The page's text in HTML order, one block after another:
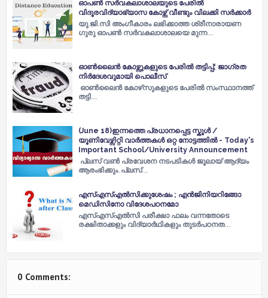
ഓപണ്‍ സര്‍വകലാശാലയുടെ പേരില്‍
വിദൂരവിദ്യാഭ്യാസ കോഴ്സ് വീണ്ടും വിലക്കി സര്‍ക്കാര്‍
യു.ജി.സി അംഗീകാരം ലഭിക്കാത്ത ശ്രീനാരായണ
ഗുരു ഓപണ്‍ സര്‍വകലാശാലയെ മുന്ന…
ഓണ്‍ലൈന്‍ കോഴ്സുകളുടെ പേരില്‍ തട്ടിപ്പ്​; ജാഗ്രത
നിര്‍ദേശവുമായി പൊലീസ്
ഓ​ണ്‍​ലൈ​ന്‍ കോ​ഴ്​​സു​ക​ളു​ടെ പേ​രി​ല്‍ സം​സ്ഥാ​ന​ത്ത്​
ത​ട്ടി​…
(June 18)ഇന്നത്തെ പ്രധാനപ്പെട്ട സ്കൂൾ /
യൂണിവേഴ്സിറ്റി വാർത്തകൾ ഒറ്റ നോട്ടത്തിൽ - Today's
Important School/University Announcement
പ്ലസ് വണ്‍ പ്രവേശന നടപടികള്‍ ജൂലായ് ആദ്യം
ആരംഭിക്കും. പ്ലസ്…
എസ്‌എസ്‌എൽസിക്കുശേഷം ; എൻജിനിയറിങ്ങോ
മെഡിസിനോ വിദേശപഠനമോ
എസ്‌എസ്‌എൽസി പരീക്ഷാ ഫലം വന്നതോടെ
രക്ഷിതാക്കളും വിദ്യാർഥികളും തുടർപഠനത…
0 Comments: